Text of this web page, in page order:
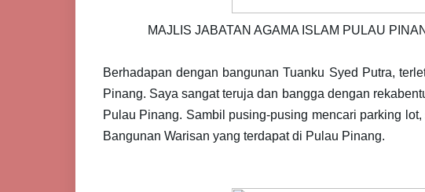
MAJLIS JABATAN AGAMA ISLAM PULAU
Berhadapan dengan bangunan Tuanku Syed Putra,
Pinang. Saya sangat teruja dan bangga dengan
Pulau Pinang. Sambil pusing-pusing mencari parking
Bangunan Warisan yang terdapat di Pulau Pinang.